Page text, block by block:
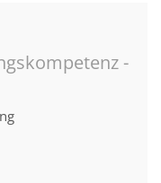
-